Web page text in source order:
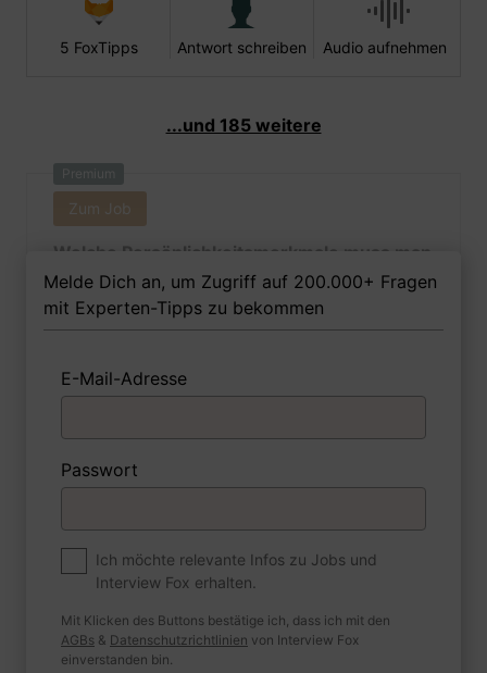
5 FoxTipps Antwort schreiben Audio aufnehmen
...und 185 weitere
Premium
Zum Job
Welche Persönlichkeitsmerkmale muss man
als Fremdsprachenkauffrau Ihrer Meinung
nach besitzen, um in dem Job erfolgreich zu
sein?
1 FoxTipp Antwort schreiben Audio aufnehmen
Wie sind Sie mit einer Situation
umgegangen, in der Sie einen
leistungsschwachen Mitarbeiter hatten?
Melde Dich an, um Zugriff auf 200.000+ Fragen
mit Experten-Tipps zu bekommen
E-Mail-Adresse
Passwort
Ich möchte relevante Infos zu Jobs und
Interview Fox erhalten.
Mit Klicken des Buttons bestätige ich, dass ich mit den
AGBs & Datenschutzrichtlinien von Interview Fox
einverstanden bin.